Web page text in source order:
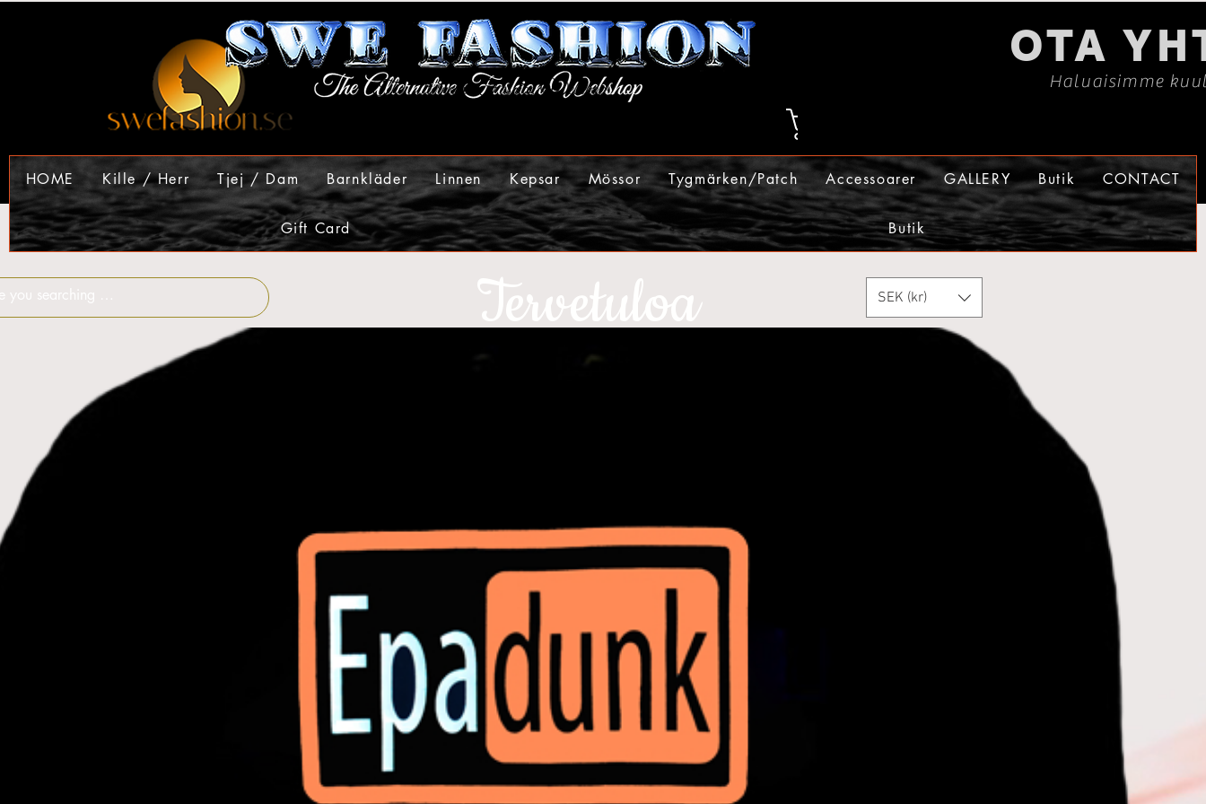
OTA
Haluaisimme
HOME Kille / Herr Tjej / Dam Barnkläder Linnen Kepsar Mössor Tygmärken/Patch Accessoarer GALLERY Butik CONTACT
Gift Card Butik
Tervetuloa SEK (kr)